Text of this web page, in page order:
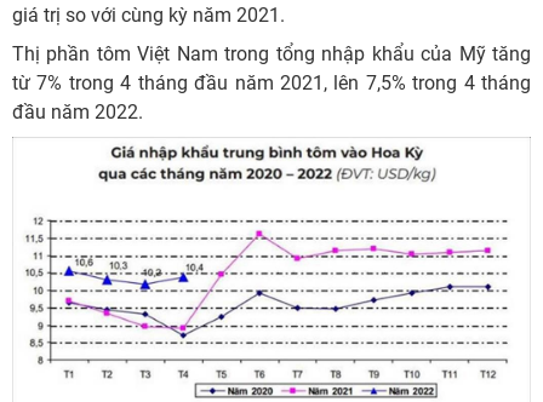
giá trị so với cùng kỳ năm 2021.
Thị phần tôm Việt Nam trong tổng nhập khẩu của Mỹ tăng
từ 7% trong 4 tháng đầu năm 2021, lên 7,5% trong 4 tháng
đầu năm 2022.